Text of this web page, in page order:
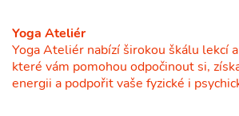
Yoga Ateliér
Yoga Ateliér nabízí širokou škálu lekcí
které vám pomohou odpočinout si,
energii a podpořit vaše fyzické i